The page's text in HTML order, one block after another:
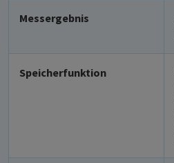
Messergebnis
Speicherfunktion